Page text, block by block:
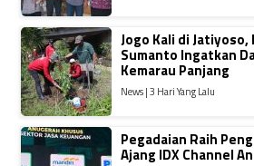
Jogo Kali di Jatiyoso,
Sumanto Ingatkan
Kemarau Panjang
News | 3 Hari Yang Lalu
Pegadaian Raih
Ajang IDX Channel